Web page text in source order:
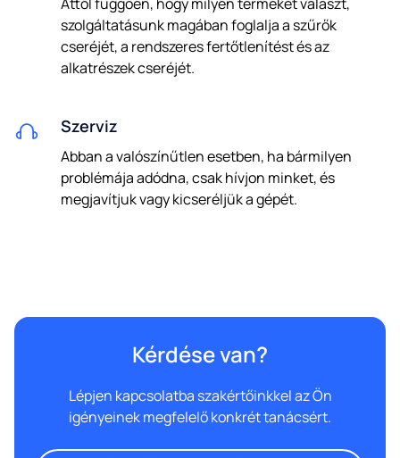
szolgáltatásunk magában foglalja a szűrők
cseréjét, a rendszeres fertőtlenítést és az
alkatrészek cseréjét.
Szerviz
Abban a valószínűtlen esetben, ha bármilyen
problémája adódna, csak hívjon minket, és
megjavítjuk vagy kicseréljük a gépét.
Kérdése van?
Lépjen kapcsolatba szakértőinkkel az Ön
igényeinek megfelelő konkrét tanácsért.